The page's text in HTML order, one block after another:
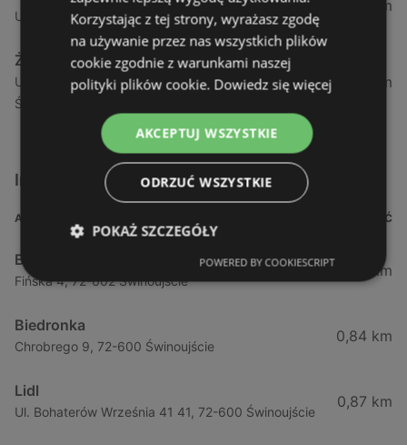
Ul. Armii Krajowej 12 / 1a, 72-600 Świnoujście
1,04 km
Żabka
Ul. Wybrzeże Wł. Iv 26/27 Lok. Lu, 72-600
Świnoujście
1,05 km
Inne sklepy Supermarkety w pobliżu
ADRES ODLEGŁOŚĆ
Biedronka
Fińska 4, 72-602 Świnoujście
0,23 km
Biedronka
Chrobrego 9, 72-600 Świnoujście
0,84 km
Lidl
Ul. Bohaterów Września 41 41, 72-600 Świnoujście
0,87 km
Korzystając z tej strony, wyrażasz zgodę
na używanie przez nas wszystkich plików
cookie zgodnie z warunkami naszej
polityki plików cookie. Dowiedz się więcej
AKCEPTUJ WSZYSTKIE
ODRZUĆ WSZYSTKIE
POKAŻ SZCZEGÓŁY
POWERED BY COOKIESCRIPT